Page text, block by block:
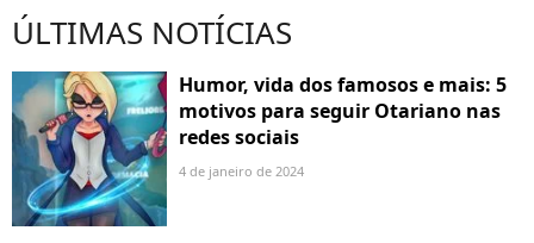
ÚLTIMAS NOTÍCIAS
Humor, vida dos famosos e mais: 5
motivos para seguir Otariano nas
redes sociais
4 de janeiro de 2024